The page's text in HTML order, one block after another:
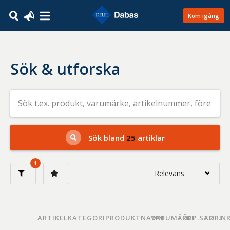
Kom igång
Sök & utforska
Sök
efter
livsmedel
på
t.ex.
produkt,
varumärke,
artikelnummer,
Sök bland 25 artiklar
1
Relevans
Nyaste
ARTIKELKATEGORIPRODUKTNAMNVARUMÄRKEFÖRP.STORL.